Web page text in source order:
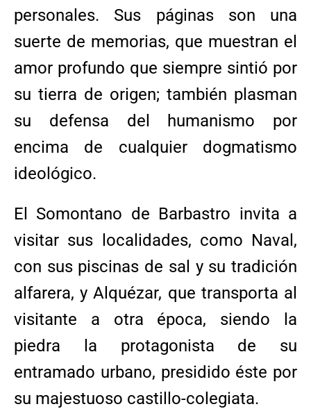
personales. Sus páginas son una
suerte de memorias, que muestran el
amor profundo que siempre sintió por
su tierra de origen; también plasman
su defensa del humanismo por
encima de cualquier dogmatismo
ideológico.
El Somontano de Barbastro invita a
visitar sus localidades, como Naval,
con sus piscinas de sal y su tradición
alfarera, y Alquézar, que transporta al
visitante a otra época, siendo la
piedra la protagonista de su
entramado urbano, presidido éste por
su majestuoso castillo-colegiata.